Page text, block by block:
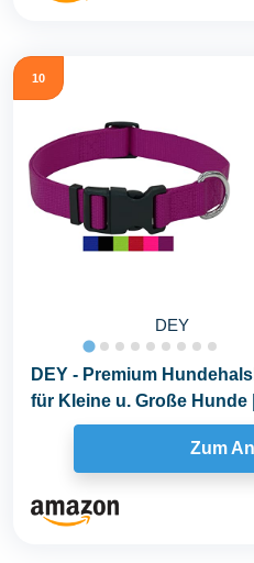
10
DEY
DEY - Premium
für Kleine u. Große Hunde
Zum